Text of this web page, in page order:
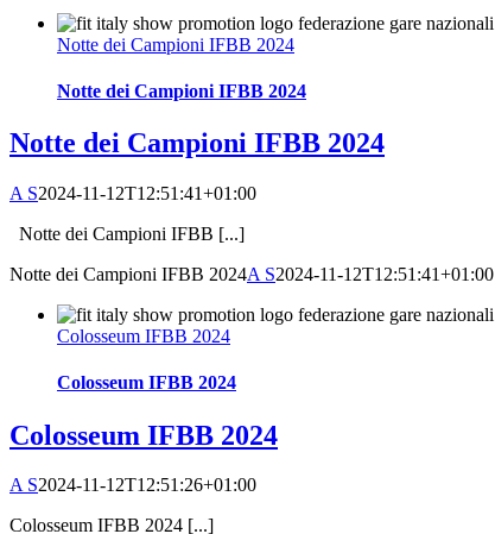
Notte dei Campioni IFBB 2024
Notte dei Campioni IFBB 2024
Notte dei Campioni IFBB 2024
A S2024-11-12T12:51:41+01:00
Notte dei Campioni IFBB [...]
Notte dei Campioni IFBB 2024A S2024-11-12T12:51:41+01:00
Colosseum IFBB 2024
Colosseum IFBB 2024
Colosseum IFBB 2024
A S2024-11-12T12:51:26+01:00
Colosseum IFBB 2024 [...]